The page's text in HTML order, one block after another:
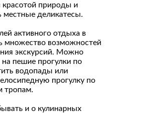
красотой природы и
местные деликатесы.
активного отдыха в
множество возможностей
экскурсий. Можно
на пешие прогулки по
водопады или
прогулку по
тропам.
и о кулинарных